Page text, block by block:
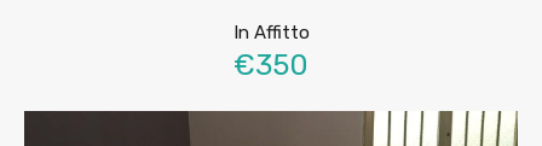
In Affitto
€350